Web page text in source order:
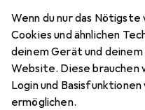
Wenn du nur das
Cookies und ähnlichen
deinem Gerät und
Website. Diese brauchen
Login und
ermöglichen.
Dipos
EUR
8,89